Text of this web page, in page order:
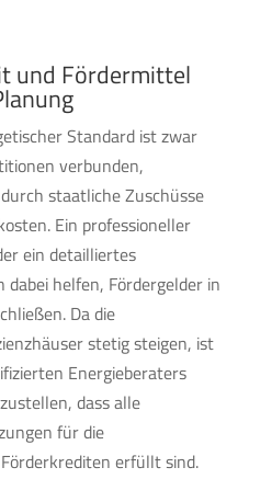
und Fördermittel
Standard ist zwar
verbunden,
staatliche Zuschüsse
Ein professioneller
ein detailliertes
helfen, Fördergelder in
Da die
stetig steigen, ist
Energieberaters
dass alle
für die
erfüllt sind.